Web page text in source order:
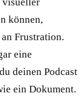
können,
Frustration.
eine
deinen Podcast
ein Dokument.